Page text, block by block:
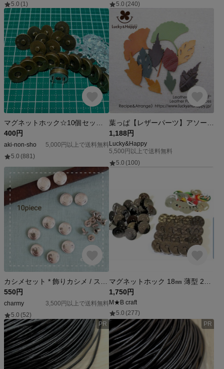
5.0 (1)
5.0 (240)
400円
aki-non-sho
5,000円以上で送料無料
5.0 (881)
1,188円
Lucky&Happy
5,500円以上で送料無料
5.0 (100)
550円
charmy
3,500円以上で送料無料
5.0 (52)
1,750円
M★B craft
5.0 (277)
PR
PR